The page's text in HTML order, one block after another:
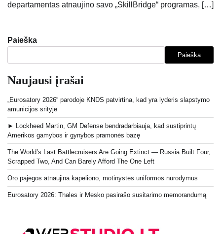
departamentas atnaujino savo „SkillBridge“ programas, […]
Paieška
Paieška
Naujausi įrašai
„Eurosatory 2026“ parodoje KNDS patvirtina, kad yra lyderis slapstymo
amunicijos srityje
► Lockheed Martin, GM Defense bendradarbiauja, kad sustiprintų
Amerikos gamybos ir gynybos pramonės bazę
The World’s Last Battlecruisers Are Going Extinct — Russia Built Four,
Scrapped Two, And Can Barely Afford The One Left
Oro pajėgos atnaujina kapeliono, motinystės uniformos nurodymus
Eurosatory 2026: Thales ir Mesko pasirašo susitarimo memorandumą